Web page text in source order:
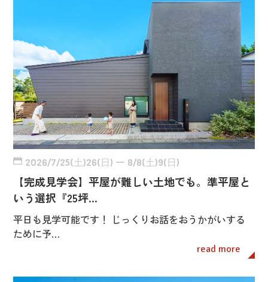
2026/7/25(土)26(日) ー 8/8(土)9(日)
【完成見学会】平屋が難しい土地でも。準平屋と
いう選択『25坪…
平日も見学可能です！ じっくりお話をおうかがいする
ために予…
read more